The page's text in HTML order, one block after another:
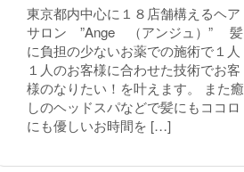
東京都内中心に１８店舗構えるヘア
サロン ”Ange （アンジュ）” 髪
に負担の少ないお薬での施術で１人
１人のお客様に合わせた技術でお客
様のなりたい！を叶えます。 また癒
しのヘッドスパなどで髪にもココロ
にも優しいお時間を […]